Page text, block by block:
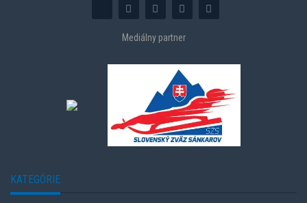
Mediálny partner
KATEGÓRIE